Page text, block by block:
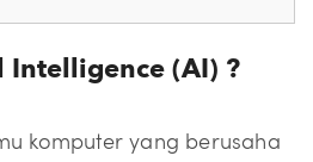
(AI) ?
komputer yang berusaha